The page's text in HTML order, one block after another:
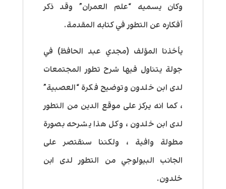
وكان يسميه “علم العمران” وقد ذكر
أفكاره عن التطور في كتابه المقدمة.
يأخذنا المؤلف (مجدي عبد الحافظ) في
جولة يتناول فيها شرح تطور المجتمعات
لدى ابن خلدون وتوضيح فكرة “العصبية”
، كما انه يركز على موقع الدين من التطور
لدى ابن خلدون ، وكل هذا يشرحه بصورة
مطولة وافية ، ولكننا سنقتصر على
الجانب البيولوجي من التطور لدى ابن
خلدون.